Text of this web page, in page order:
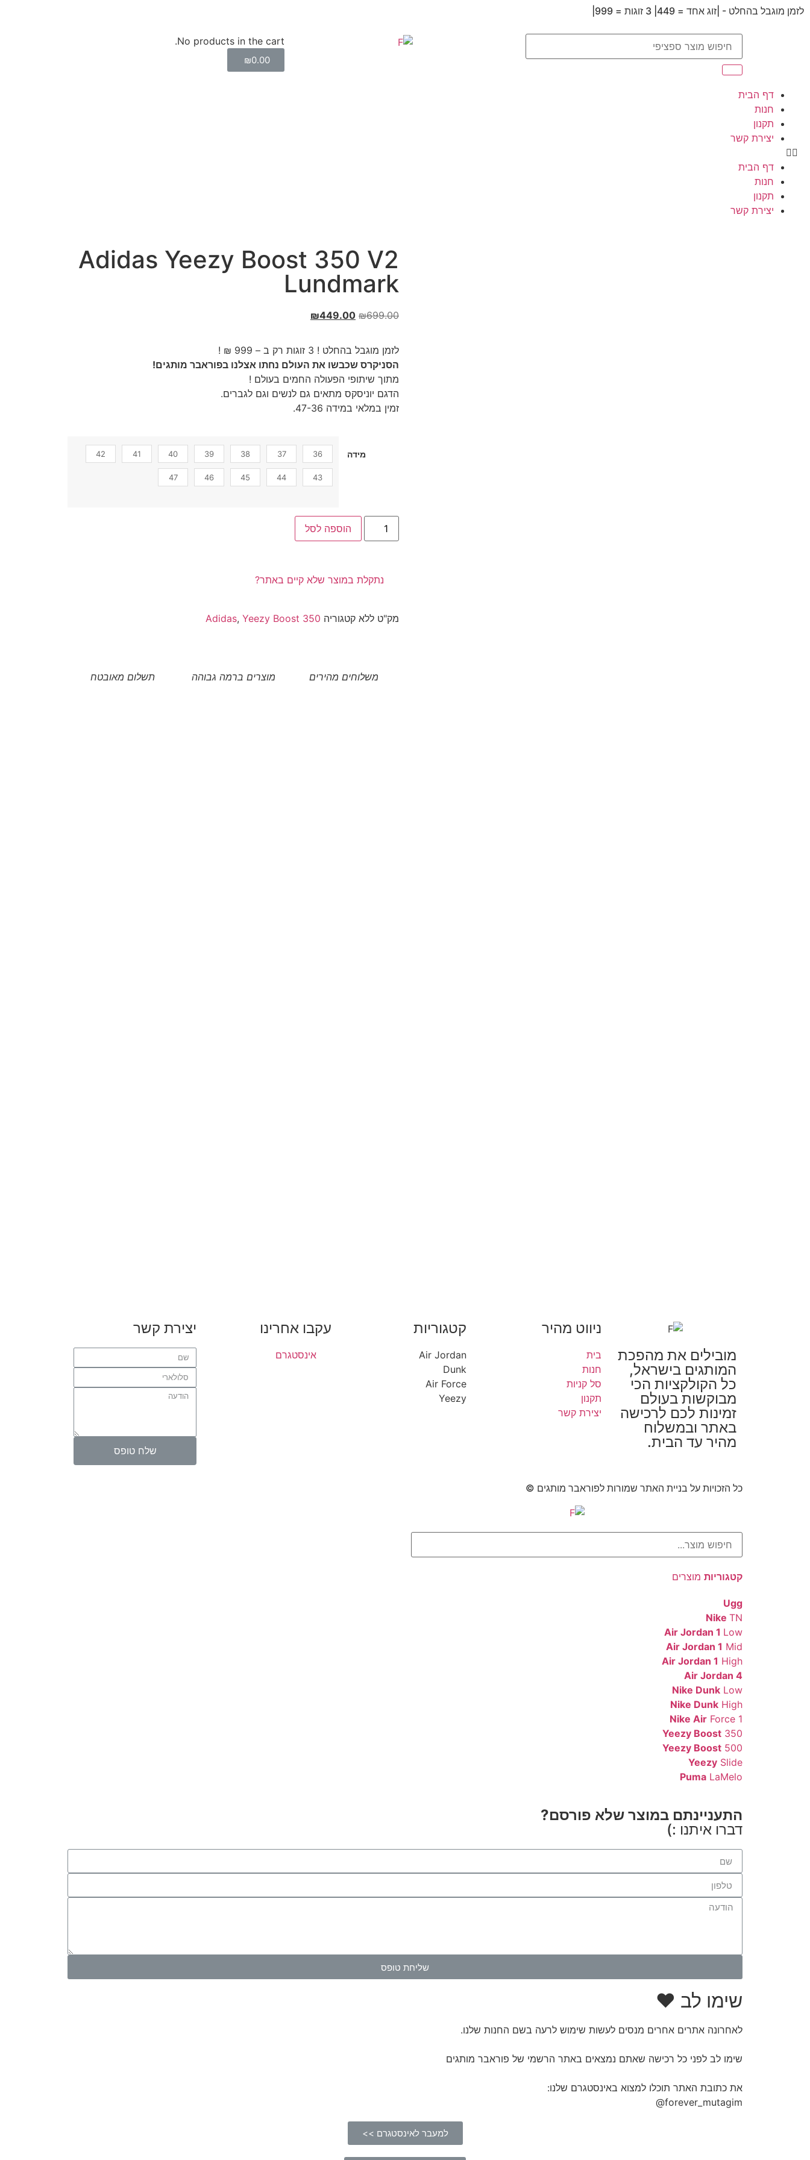
לזמן מוגבל בהחלט - |זוג אחד = 449| 3 זוגות = 999|
No products in the cart.
₪0.00
דף הבית
חנות
תקנון
יצירת קשר
דף הבית
חנות
תקנון
יצירת קשר
Adidas Yeezy Boost 350 V2
Lundmark
₪699.00
₪449.00
לזמן מוגבל בהחלט ! 3 זוגות רק ב – 999 ₪ !
הסניקרס שכבשו את העולם נחתו אצלנו בפוראבר מותגים!
מתוך שיתופי הפעולה החמים בעולם !
הדגם יוניסקס מתאים גם לנשים וגם לגברים.
זמין במלאי במידה 47-36.
מידה 36
37
38
39
40
41
42
43
44
45
46
47
הוספה לסל
נתקלת במוצר שלא קיים באתר?
מק"ט ללא קטגוריה Adidas, Yeezy Boost 350
משלוחים מהירים מוצרים ברמה גבוהה תשלום מאובטח
מובילים את מהפכת
המותגים בישראל,
כל הקולקציות הכי
מבוקשות בעולם
זמינות לכם לרכישה
באתר ובמשלוח
מהיר עד הבית.
ניווט מהיר
בית
חנות
סל קניות
תקנון
יצירת קשר
קטגוריות
Air Jordan
Dunk
Air Force
Yeezy
עקבו אחרינו
אינסטגרם
יצירת קשר
שלח טופס
כל הזכויות על בניית האתר שמורות לפוראבר מותגים ©
קטגוריות מוצרים
Ugg
Nike TN
Air Jordan 1 Low
Air Jordan 1 Mid
Air Jordan 1 High
Air Jordan 4
Nike Dunk Low
Nike Dunk High
Nike Air Force 1
Yeezy Boost 350
Yeezy Boost 500
Yeezy Slide
Puma LaMelo
התעניינתם במוצר שלא פורסם?
דברו איתנו :)
שליחת טופס
שימו לב ♥
לאחרונה אתרים אחרים מנסים לעשות שימוש לרעה בשם החנות שלנו.
שימו לב לפני כל רכישה שאתם נמצאים באתר הרשמי של פוראבר מותגים
את כתובת האתר תוכלו למצוא באינסטגרם שלנו:
forever_mutagim@
למעבר לאינסטגרם >>